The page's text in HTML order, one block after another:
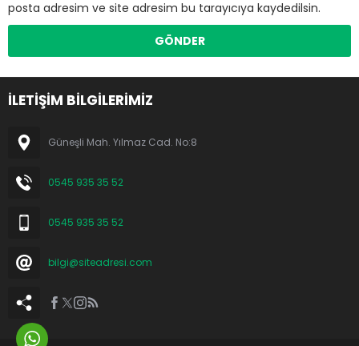
posta adresim ve site adresim bu tarayıcıya kaydedilsin.
İLETİŞİM BİLGİLERİMİZ
Güneşli Mah. Yılmaz Cad. No:8
0545 935 35 52
0545 935 35 52
bilgi@siteadresi.com